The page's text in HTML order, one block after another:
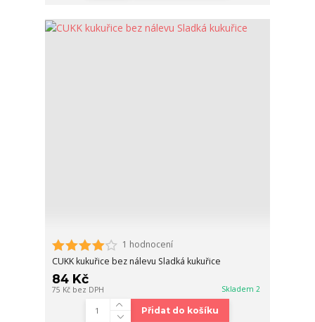
1 hodnocení
CUKK kukuřice bez nálevu Sladká kukuřice
84 Kč
75 Kč bez DPH Skladem 2
Přidat do košíku